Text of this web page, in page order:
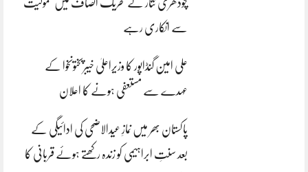
چودھری نثار نے تحریک انصاف میں شمولیت
سے انکاری رہے
علی امین گنڈاپور کا وزیراعلیٰ خیبرپختونخوا کے
عہدے سے مستعفی ہونے کا اعلان
پاکستان بھر میں نمازِ عیدالاضحی کی ادائیگی کے
بعد سنتِ ابراہیمی کو زندہ رکھتے ہوئے قربانی کا